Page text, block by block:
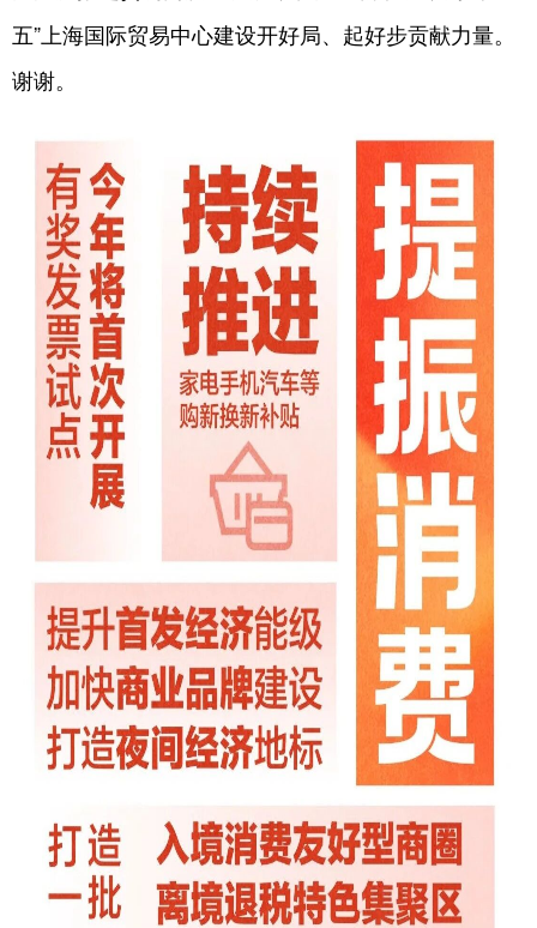
五”上海国际贸易中心建设开好局、起好步贡献力量。
谢谢。